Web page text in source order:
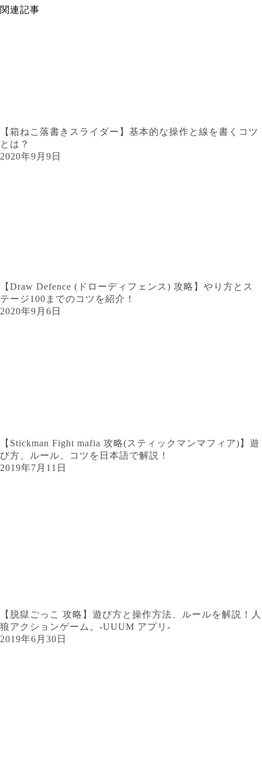
関連記事
【箱ねこ落書きスライダー】基本的な操作と線を書くコツ
とは？
2020年9月9日
【Draw Defence (ドローディフェンス) 攻略】やり方とス
テージ100までのコツを紹介！
2020年9月6日
【Stickman Fight mafia 攻略(スティックマンマフィア)】遊
び方、ルール、コツを日本語で解説！
2019年7月11日
【脱獄ごっこ 攻略】遊び方と操作方法、ルールを解説！人
狼アクションゲーム。-UUUM アプリ-
2019年6月30日